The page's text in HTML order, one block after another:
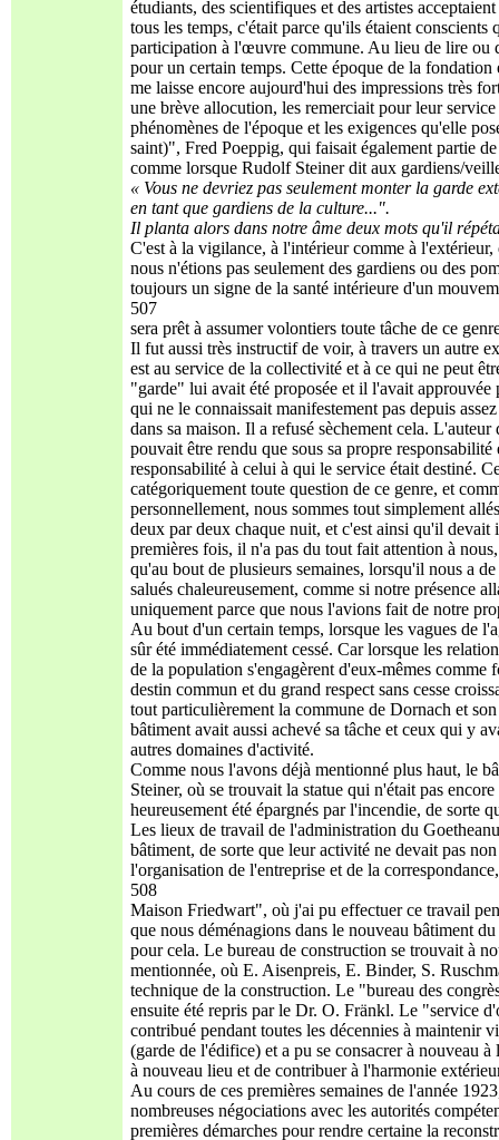
étudiants, des scientifiques et des artistes
tous les temps, c'était parce qu'ils étaient
participation à l'œuvre commune. Au lieu de lire ou
pour un certain temps. Cette époque de la
me laisse encore aujourd'hui des impressions très
une brève allocution, les remerciait pour leur
phénomènes de l'époque et les exigences qu'elle
saint)", Fred Poeppig, qui faisait également partie
comme lorsque Rudolf Steiner dit aux gardiens/
« Vous ne devriez pas seulement monter la garde
en tant que gardiens de la culture...".
Il planta alors dans notre âme deux mots qu'il
C'est à la vigilance, à l'intérieur comme à
nous n'étions pas seulement des gardiens ou des
toujours un signe de la santé intérieure d'un
507
sera prêt à assumer volontiers toute tâche de ce
Il fut aussi très instructif de voir, à travers un autre
est au service de la collectivité et à ce qui ne peut
"garde" lui avait été proposée et il l'avait
qui ne le connaissait manifestement pas depuis
dans sa maison. Il a refusé sèchement cela.
pouvait être rendu que sous sa propre
responsabilité à celui à qui le service était destiné.
catégoriquement toute question de ce genre, et
personnellement, nous sommes tout simplement
deux par deux chaque nuit, et c'est ainsi qu'il
premières fois, il n'a pas du tout fait attention à
qu'au bout de plusieurs semaines, lorsqu'il nous a
salués chaleureusement, comme si notre présence
uniquement parce que nous l'avions fait de notre
Au bout d'un certain temps, lorsque les vagues de
sûr été immédiatement cessé. Car lorsque les
de la population s'engagèrent d'eux-mêmes
destin commun et du grand respect sans cesse
tout particulièrement la commune de Dornach et
bâtiment avait aussi achevé sa tâche et ceux qui y
autres domaines d'activité.
Comme nous l'avons déjà mentionné plus haut, le
Steiner, où se trouvait la statue qui n'était pas
heureusement été épargnés par l'incendie, de sorte
Les lieux de travail de l'administration du
bâtiment, de sorte que leur activité ne devait pas
l'organisation de l'entreprise et de la
508
Maison Friedwart", où j'ai pu effectuer ce travail
que nous déménagions dans le nouveau bâtiment
pour cela. Le bureau de construction se trouvait à
mentionnée, où E. Aisenpreis, E. Binder, S.
technique de la construction. Le "bureau des
ensuite été repris par le Dr. O. Fränkl. Le "service
contribué pendant toutes les décennies à maintenir
(garde de l'édifice) et a pu se consacrer à nouveau
à nouveau lieu et de contribuer à l'harmonie
Au cours de ces premières semaines de l'année
nombreuses négociations avec les autorités
premières démarches pour rendre certaine la